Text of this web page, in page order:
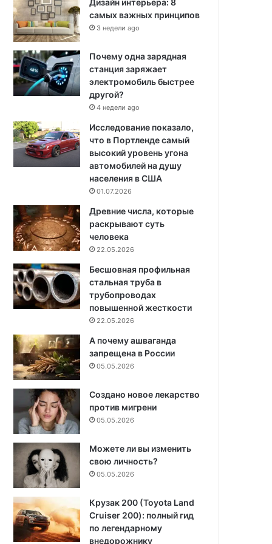
Дизайн интерьера: 8
самых важных принципов
3 недели ago
Почему одна зарядная
станция заряжает
электромобиль быстрее
другой?
4 недели ago
Исследование показало,
что в Портленде самый
высокий уровень угона
автомобилей на душу
населения в США
01.07.2026
Древние числа, которые
раскрывают суть
человека
22.05.2026
Бесшовная профильная
стальная труба в
трубопроводах
повышенной жесткости
22.05.2026
А почему ашваганда
запрещена в России
05.05.2026
Создано новое лекарство
против мигрени
05.05.2026
Можете ли вы изменить
свою личность?
05.05.2026
Крузак 200 (Toyota Land
Cruiser 200): полный гид
по легендарному
внедорожнику